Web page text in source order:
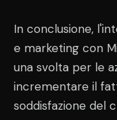
In conclusione,
e marketing con
una svolta per le
incrementare il
soddisfazione del